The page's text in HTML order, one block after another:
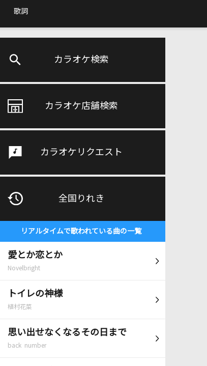
歌詞
カラオケ検索
カラオケ店舗検索
カラオケリクエスト
全国りれき
リアルタイムで歌われている曲の一覧
愛とか恋とか
Novelbright
トイレの神様
植村花菜
思い出せなくなるその日まで
back number